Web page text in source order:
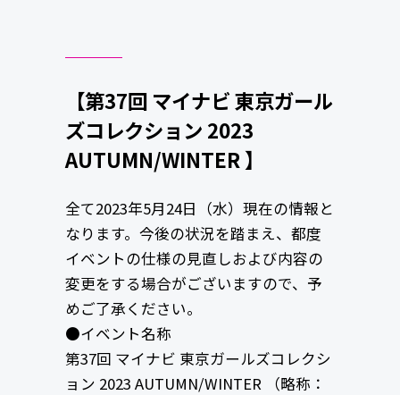
【第37回 マイナビ 東京ガール
ズコレクション 2023
AUTUMN/WINTER 】
全て2023年5月24日（水）現在の情報と
なります。今後の状況を踏まえ、都度
イベントの仕様の見直しおよび内容の
変更をする場合がございますので、予
めご了承ください。
●イベント名称
第37回 マイナビ 東京ガールズコレクシ
ョン 2023 AUTUMN/WINTER （略称：